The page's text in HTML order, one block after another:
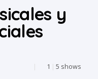
y
| 1 | 5 shows